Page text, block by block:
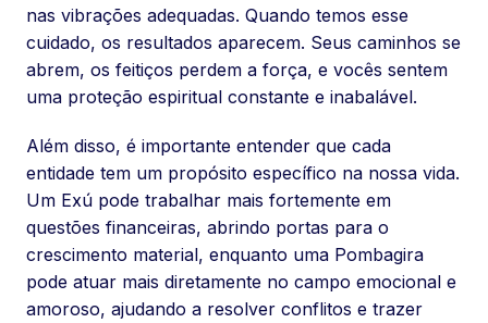
nas vibrações adequadas. Quando temos esse
cuidado, os resultados aparecem. Seus caminhos se
abrem, os feitiços perdem a força, e vocês sentem
uma proteção espiritual constante e inabalável.
Além disso, é importante entender que cada
entidade tem um propósito específico na nossa vida.
Um Exú pode trabalhar mais fortemente em
questões financeiras, abrindo portas para o
crescimento material, enquanto uma Pombagira
pode atuar mais diretamente no campo emocional e
amoroso, ajudando a resolver conflitos e trazer